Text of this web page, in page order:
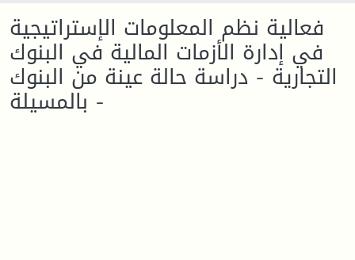
فعالیة نظم المعلومات الإستراتیجیة
في إدارة الأزمات المالیة في البنوك
التجاریة - دراسة حالة عینة من البنوك
بالمسیلة -